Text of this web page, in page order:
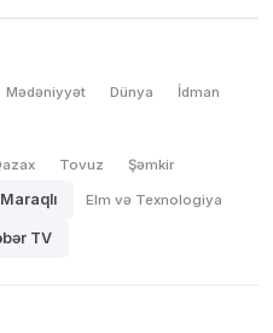
Mədəniyyət Dünya İdman
Tovuz Şəmkir
Maraqlı Elm və Texnologiya
TV